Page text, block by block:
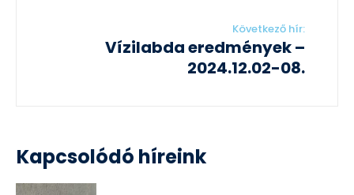
Következő hír:
Vízilabda eredmények –
2024.12.02-08.
Kapcsolódó híreink